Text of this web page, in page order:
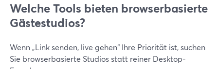
Welche Tools bieten browserbasierte
Gästestudios?
Wenn „Link senden, live gehen“ Ihre Priorität ist, suchen
Sie browserbasierte Studios statt reiner Desktop-